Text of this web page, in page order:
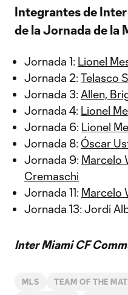
Integrantes de
de la Jornada de la
Jornada 1: Lionel
Jornada 2: Telasco
Jornada 3: Allen,
Jornada 4: Lionel
Jornada 6: Lionel
Jornada 8: Óscar
Jornada 9: Marcelo
Cremaschi
Jornada 11: Marcelo
Jornada 13: Jordi
Inter Miami CF
MLS TEAM OF THE